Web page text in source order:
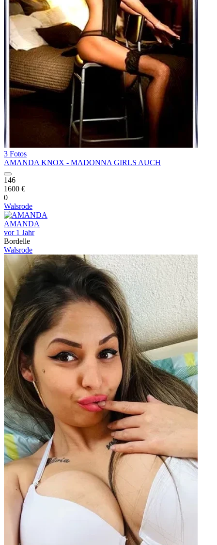
3 Fotos
AMANDA KNOX - MADONNA GIRLS AUCH
146
1600 €
0
Walsrode
AMANDA
vor 1 Jahr
Bordelle
Walsrode